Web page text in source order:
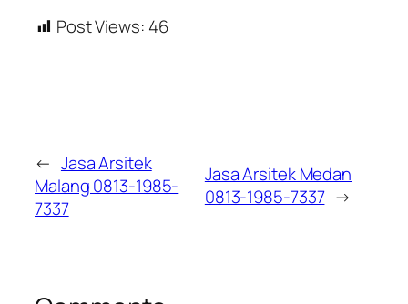
Post Views: 46
← Jasa Arsitek
Malang 0813-1985-
7337
Jasa Arsitek Medan
0813-1985-7337 →